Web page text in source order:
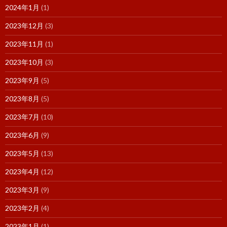
2024年1月 (1)
2023年12月 (3)
2023年11月 (1)
2023年10月 (3)
2023年9月 (5)
2023年8月 (5)
2023年7月 (10)
2023年6月 (9)
2023年5月 (13)
2023年4月 (12)
2023年3月 (9)
2023年2月 (4)